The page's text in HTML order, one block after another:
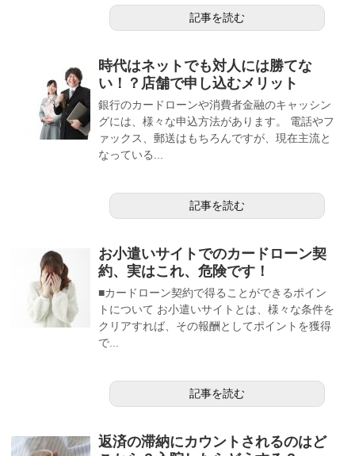
記事を読む
時代はネットでも対人には勝てな
い！？店舗で申し込むメリット
銀行のカードローンや消費者金融のキャッシン
グには、様々な申込方法があります。 電話やフ
ァックス、郵送はもちろんですが、現在主流と
なっている...
記事を読む
お小遣いサイトでのカードローン契
約、実はこれ、危険です！
■カードローン契約で得ることができるポイン
トについて お小遣いサイトとは、様々な条件を
クリアすれば、その報酬としてポイントを獲得
で...
記事を読む
返済の滞納にカウントされるのはど